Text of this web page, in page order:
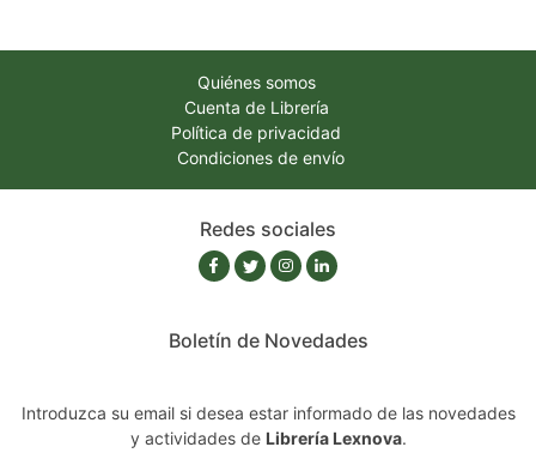
Quiénes somos
Cuenta de Librería
Política de privacidad
Condiciones de envío
Redes sociales
Boletín de Novedades
Introduzca su email si desea estar informado de las novedades
y actividades de Librería Lexnova.